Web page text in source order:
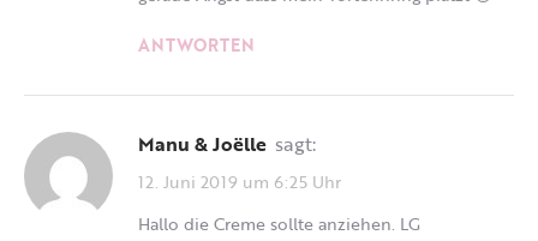
ANTWORTEN
Manu & Joëlle sagt:
12. Juni 2019 um 6:25 Uhr
Hallo die Creme sollte anziehen. LG